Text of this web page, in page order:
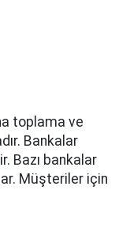
toplama ve
Bankalar
Bazı bankalar
Müşteriler için